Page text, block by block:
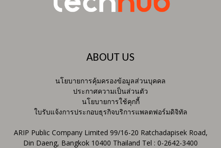
ABOUT US
นโยบายการคุ้มครองข้อมูลส่วนบุคคล
ประกาศความเป็นส่วนตัว
นโยบายการใช้คุกกี้
ใบรับแจ้งการประกอบธุรกิจบริการแพลตฟอร์มดิจิทัล
ARIP Public Company Limited 99/16-20 Ratchadapisek Road,
Din Daeng, Bangkok 10400 Thailand Tel : 0-2642-3400